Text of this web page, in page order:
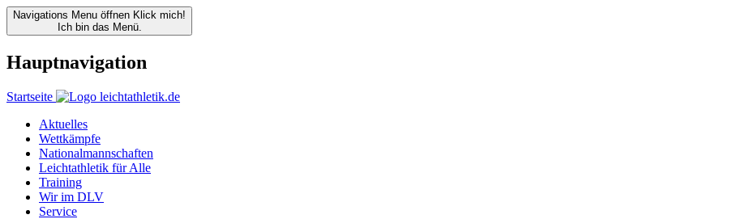
Navigations Menu öffnen Klick mich!
Ich bin das Menü.
Hauptnavigation
Startseite
Aktuelles
Wettkämpfe
Nationalmannschaften
Leichtathletik für Alle
Training
Wir im DLV
Service